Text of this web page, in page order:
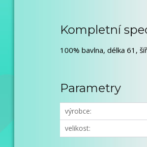
Kompletní
100% bavlna, délka 61,
Parametry
výrobce
velikost